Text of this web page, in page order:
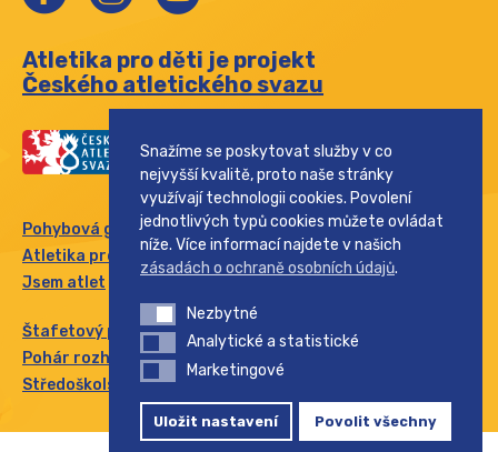
Atletika pro děti je projekt
Českého atletického svazu
Pohybová gramotnost
Atletika pro rodinu
Jsem atlet
Štafetový pohár
Pohár rozhlasu
Středoškolský pohár
Snažíme se poskytovat služby v co
nejvyšší kvalitě, proto naše stránky
využívají technologii cookies. Povolení
jednotlivých typů cookies můžete ovládat
níže. Více informací najdete v našich
zásadách o ochraně osobních údajů.
NezbytnéNezbytné
Analytické a statistické
Analytické a statistické
MarketingovéMarketingové
Uložit nastavení Povolit všechny